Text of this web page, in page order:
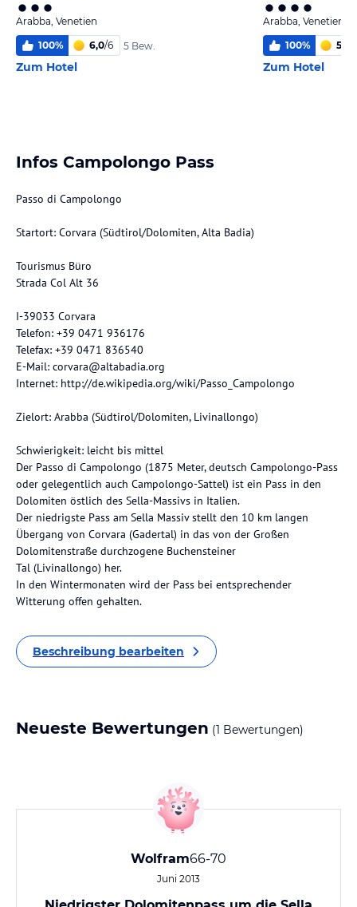
Arabba, Venetien
100% 6,0/6 5 Bew.
Zum Hotel
Arabba, Venetien
100% 5,8
Zum Hotel
Infos Campolongo Pass
Passo di Campolongo
Startort: Corvara (Südtirol/Dolomiten, Alta Badia)
Tourismus Büro
Strada Col Alt 36
I-39033 Corvara
Telefon: +39 0471 936176
Telefax: +39 0471 836540
E-Mail: corvara@altabadia.org
Internet: http://de.wikipedia.org/wiki/Passo_Campolongo
Zielort: Arabba (Südtirol/Dolomiten, Livinallongo)
Schwierigkeit: leicht bis mittel
Der Passo di Campolongo (1875 Meter, deutsch Campolongo-Pass
oder gelegentlich auch Campolongo-Sattel) ist ein Pass in den
Dolomiten östlich des Sella-Massivs in Italien.
Der niedrigste Pass am Sella Massiv stellt den 10 km langen
Übergang von Corvara (Gadertal) in das von der Großen
Dolomitenstraße durchzogene Buchensteiner
Tal (Livinallongo) her.
In den Wintermonaten wird der Pass bei entsprechender
Witterung offen gehalten.
Beschreibung bearbeiten
Neueste Bewertungen (1 Bewertungen)
Wolfram66-70
Juni 2013